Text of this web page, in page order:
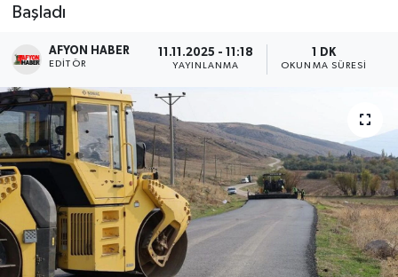
Başladı
AFYON HABER
EDITÖR
11.11.2025 - 11:18
YAYINLANMA
1 DK
OKUNMA SÜRESI
Sivil Toplum
Ekonomi
Magazin
Etkinlikler